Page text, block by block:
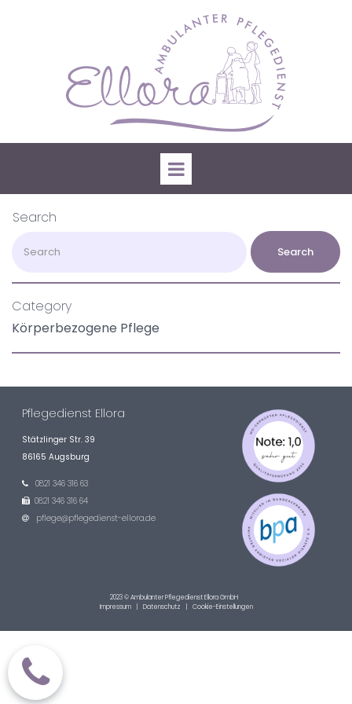
Search
Search
Category
Körperbezogene Pflege
Pflegedienst Ellora
Stätzlinger Str. 39
86165 Augsburg
 0821 346 316 63
 0821 346 316 64
 pflege@pflegedienst-ellora.de
2023 © Ambulanter Pflegedienst Ellora GmbH
Impressum| Datenschutz | Cookie-Einstellungen